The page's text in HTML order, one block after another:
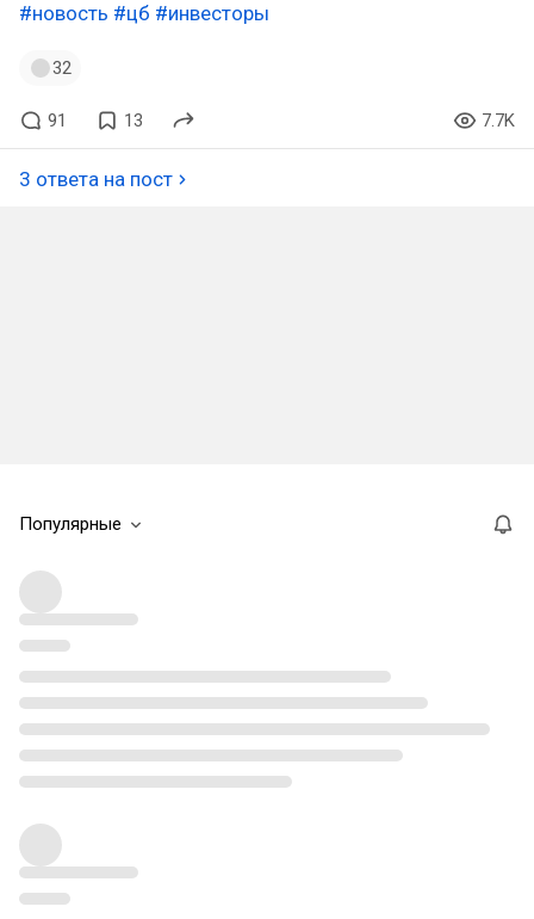
#новость #цб #инвесторы
32
91 13 7.7K
3 ответа на пост
Популярные